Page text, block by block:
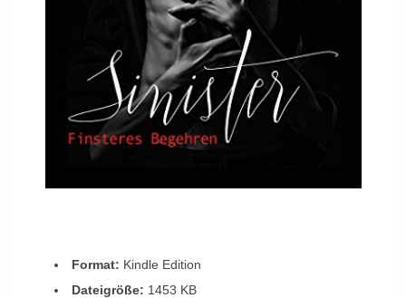
Format: Kindle Edition
Dateigröße: 1453 KB